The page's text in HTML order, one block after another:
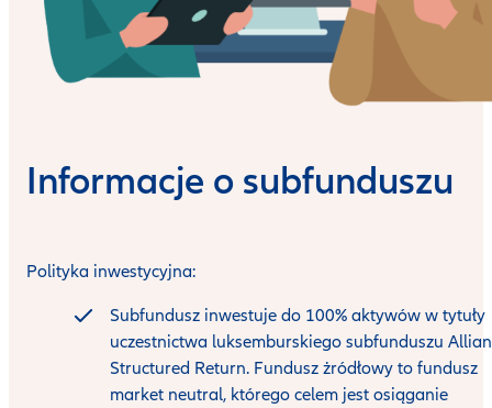
Informacje o subfunduszu
Polityka inwestycyjna:
Subfundusz inwestuje do 100% aktywów w tytuły
uczestnictwa luksemburskiego subfunduszu
Structured Return. Fundusz żródłowy to fundusz
market neutral, którego celem jest osiąganie